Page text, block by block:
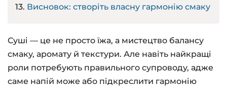
Висновок: створіть власну гармонію смаку
Суші — це не просто їжа, а мистецтво балансу
смаку, аромату й текстури. Але навіть найкращі
роли потребують правильного супроводу, адже
саме напій може або підкреслити гармонію